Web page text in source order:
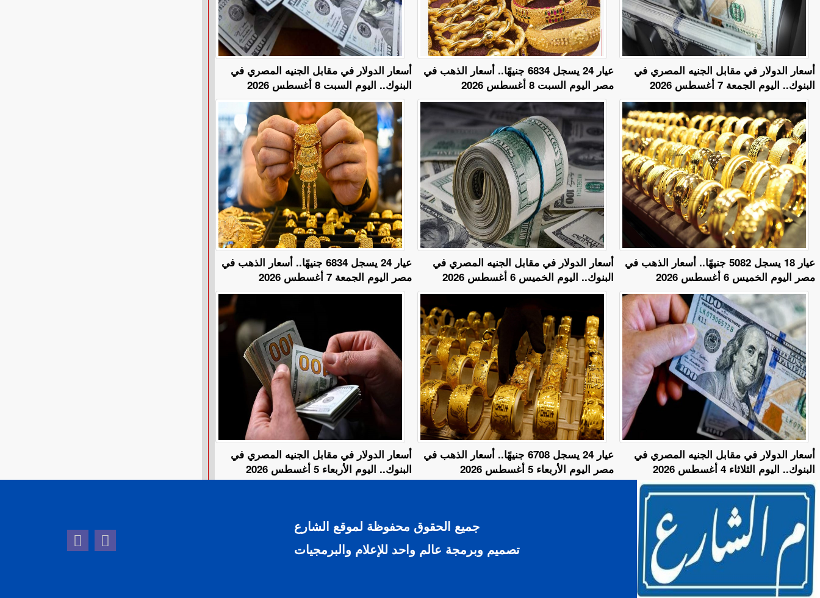
أسعار الدولار في مقابل الجنيه المصري في
البنوك.. اليوم السبت 8 أغسطس 2026
عيار 24 يسجل 6834 جنيهًا.. أسعار الذهب في
مصر اليوم السبت 8 أغسطس 2026
أسعار الدولار في مقابل الجنيه المصري في
البنوك.. اليوم الجمعة 7 أغسطس 2026
عيار 24 يسجل 6834 جنيهًا.. أسعار الذهب في
مصر اليوم الجمعة 7 أغسطس 2026
أسعار الدولار في مقابل الجنيه المصري في
البنوك.. اليوم الخميس 6 أغسطس 2026
عيار 18 يسجل 5082 جنيهًا.. أسعار الذهب في
مصر اليوم الخميس 6 أغسطس 2026
أسعار الدولار في مقابل الجنيه المصري في
البنوك.. اليوم الأربعاء 5 أغسطس 2026
عيار 24 يسجل 6708 جنيهًا.. أسعار الذهب في
مصر اليوم الأربعاء 5 أغسطس 2026
أسعار الدولار في مقابل الجنيه المصري في
البنوك.. اليوم الثلاثاء 4 أغسطس 2026
جميع الحقوق محفوظة لموقع الشارع
تصميم وبرمجة عالم واحد للإعلام والبرمجيات